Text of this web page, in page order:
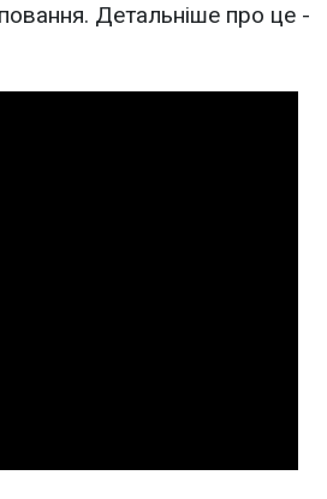
Детальніше про це -